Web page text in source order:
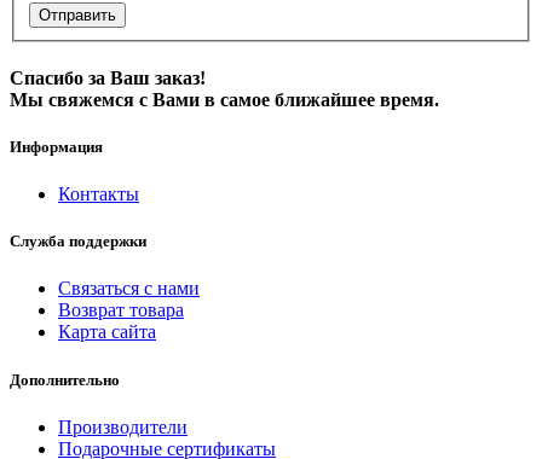
Отправить
Спасибо за Ваш заказ!
Мы свяжемся с Вами в самое ближайшее время.
Информация
Контакты
Служба поддержки
Связаться с нами
Возврат товара
Карта сайта
Дополнительно
Производители
Подарочные сертификаты